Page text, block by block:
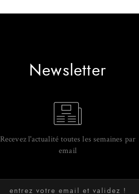
Newsletter
Recevez l'actualité toutes les semaines par
email